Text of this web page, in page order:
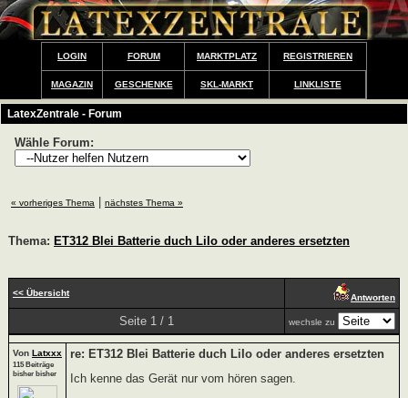
LOGIN FORUM MARKTPLATZ REGISTRIEREN
MAGAZIN GESCHENKE SKL-MARKT LINKLISTE
LatexZentrale - Forum
Wähle Forum:
« vorheriges Thema nächstes Thema »
Thema: ET312 Blei Batterie duch LiIo oder anderes ersetzten
<< Übersicht Antworten
Seite 1 / 1 wechsle zu
Von Latxxx
115 Beiträge
bisher bisher
re: ET312 Blei Batterie duch LiIo oder anderes ersetzten
Ich kenne das Gerät nur vom hören sagen.